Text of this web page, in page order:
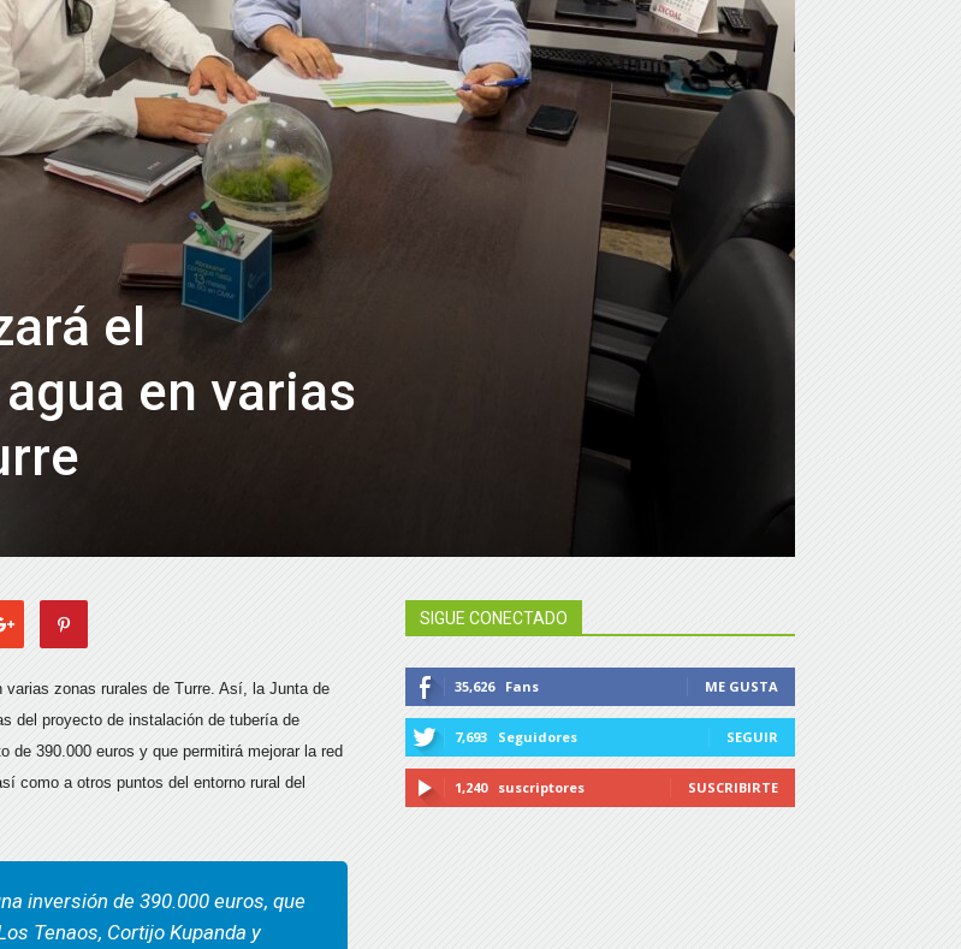
el
en varias
zonas rurales de Turre. Así, la Junta de
del proyecto de instalación de tubería de
de 390.000 euros y que permitirá mejorar la red
como a otros puntos del entorno rural del
inversión de 390.000 euros, que
Tenaos, Cortijo Kupanda y
SIGUE CONECTADO
35,626 Fans ME GUSTA
7,693 Seguidores SEGUIR
1,240 suscriptores SUSCRIBIRTE